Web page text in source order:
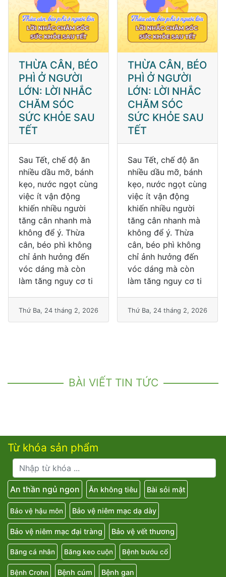
THỪA CÂN, BÉO
PHÌ Ở NGƯỜI
LỚN: LỜI NHẮC
CHĂM SÓC
SỨC KHỎE SAU
TẾT
Sau Tết, chế độ ăn
nhiều dầu mỡ, bánh
kẹo, nước ngọt cùng
việc ít vận động
khiến nhiều người
tăng cân nhanh mà
không để ý. Thừa
cân, béo phì không
chỉ ảnh hưởng đến
vóc dáng mà còn
làm tăng nguy cơ ti
Thứ Ba, 24 tháng 2, 2026
THỪA CÂN, BÉO
PHÌ Ở NGƯỜI
LỚN: LỜI NHẮC
CHĂM SÓC
SỨC KHỎE SAU
TẾT
Sau Tết, chế độ ăn
nhiều dầu mỡ, bánh
kẹo, nước ngọt cùng
việc ít vận động
khiến nhiều người
tăng cân nhanh mà
không để ý. Thừa
cân, béo phì không
chỉ ảnh hưởng đến
vóc dáng mà còn
làm tăng nguy cơ ti
Thứ Ba, 24 tháng 2, 2026
BÀI VIẾT TIN TỨC
Từ khóa sản phẩm
An thần ngủ ngon Ăn không tiêu Bài sỏi mật
Bảo vệ hậu môn Bảo vệ niêm mạc dạ dày
Bảo vệ niêm mạc đại tràng Bảo vệ vết thương
Băng cá nhân Băng keo cuộn Bệnh bướu cổ
Bệnh Crohn Bệnh cúm Bệnh gan